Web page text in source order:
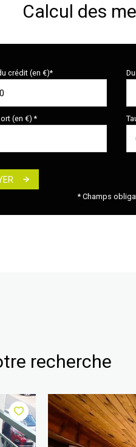
Calcul des
crédit (en €)*
(en €) *
* Champs
recherche